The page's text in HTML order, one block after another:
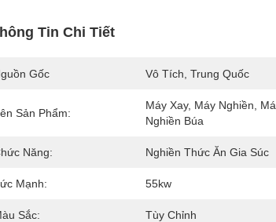
Tin Chi Tiết
Gốc Vô Tích, Trung Quốc
Sản Phẩm:
Máy Xay, Máy Nghiền,
Nghiền Búa
Năng: Nghiền Thức Ăn Gia Súc
Mạnh: 55kw
Sắc: Tùy Chỉnh